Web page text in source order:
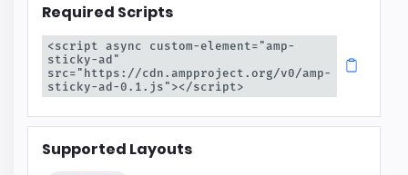
Required Scripts
<script async custom-element="amp-
sticky-ad"
src="https://cdn.ampproject.org/v0/amp-
sticky-ad-0.1.js"></script>
Supported Layouts